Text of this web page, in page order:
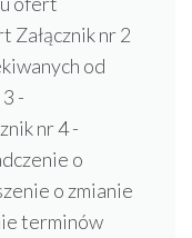
Załącznik nr 2
od
-
nr 4 -
o
o zmianie
terminów